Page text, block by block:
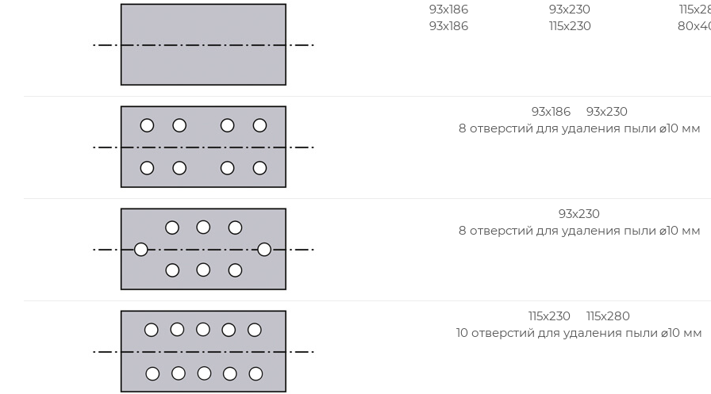
93x186
93x186
93x230
115x230
93x186 93x230
8 отверстий для удаления пыли ⌀10 мм
93x230
8 отверстий для удаления пыли ⌀10 мм
115x230 115x280
10 отверстий для удаления пыли ⌀10 мм